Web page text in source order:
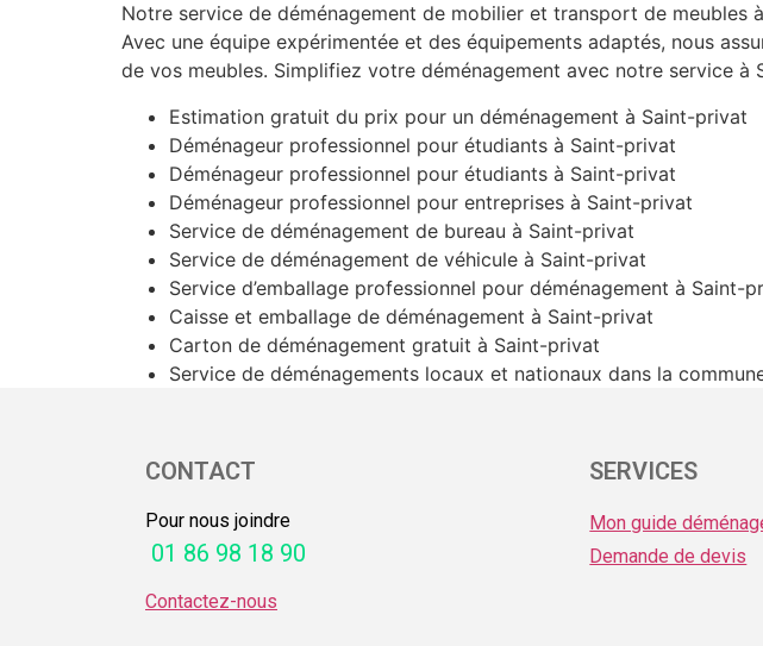
Notre service de déménagement de mobilier et transport de
Avec une équipe expérimentée et des équipements adaptés, nous
de vos meubles. Simplifiez votre déménagement avec notre service à
Estimation gratuit du prix pour un déménagement à Saint-privat
Déménageur professionnel pour étudiants à Saint-privat
Déménageur professionnel pour étudiants à Saint-privat
Déménageur professionnel pour entreprises à Saint-privat
Service de déménagement de bureau à Saint-privat
Service de déménagement de véhicule à Saint-privat
Service d’emballage professionnel pour déménagement à Saint-
Caisse et emballage de déménagement à Saint-privat
Carton de déménagement gratuit à Saint-privat
Service de déménagements locaux et nationaux dans la
CONTACT
Pour nous joindre
01 86 98 18 90
Contactez-nous
SERVICES
Mon guide
Demande de devis